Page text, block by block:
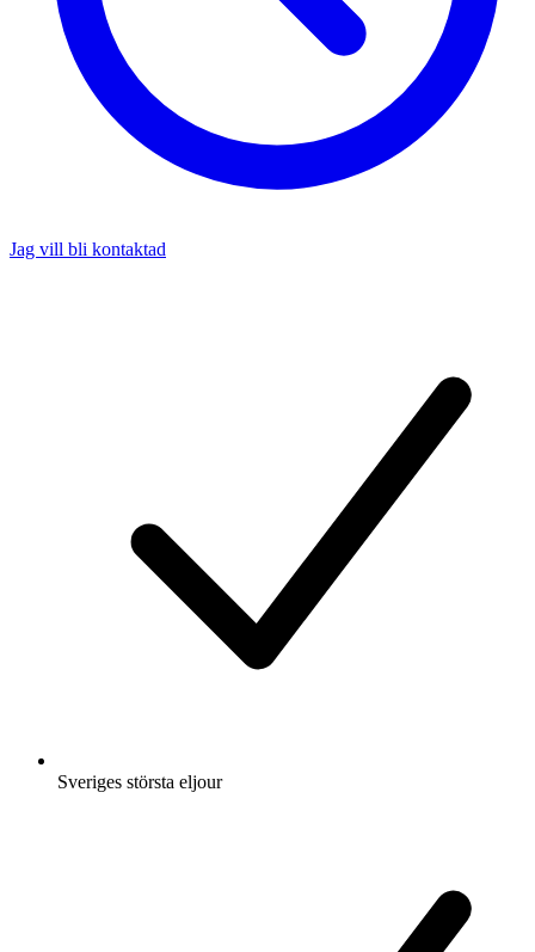
Jag vill bli kontaktad
Sveriges största eljour